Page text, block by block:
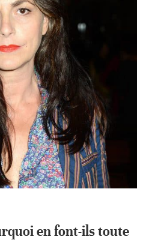
en font-ils toute